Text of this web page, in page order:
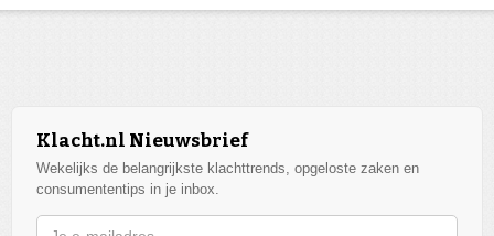
Klacht.nl Nieuwsbrief
Wekelijks de belangrijkste klachttrends, opgeloste zaken en
consumententips in je inbox.